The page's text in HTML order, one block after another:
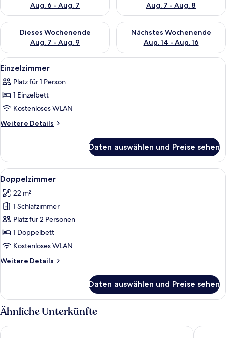
Aug. 6 - Aug. 7
Aug. 7 - Aug. 8
Dieses Wochenende
Aug. 7 - Aug. 9
Überprüfe die Verfügbarkeit für dieses Wochenende, Aug. 7
Nächstes Wochenende
Aug. 14 - Aug. 16
Überprüfe die Verfügbarkeit
Alle
Fotos
für
Einzelzimmer
anzeigen
Ein Einzelbett mit Holz-Kopfteil, ein
6
Einzelzimmer
Platz für 1 Person
1 Einzelbett
Kostenloses WLAN
Weitere Details
Weitere
Daten auswählen und Preise sehen
Alle
Fotos
für
Doppelzimmer
anzeigen
Ein Doppelbett mit zwei Kissen, ein
5
Doppelzimmer
22 m²
1 Schlafzimmer
Platz für 2 Personen
1 Doppelbett
Kostenloses WLAN
Weitere Details
Weitere
Daten auswählen und Preise sehen
Ähnliche Unterkünfte
Landgasthof Zum Ochsen